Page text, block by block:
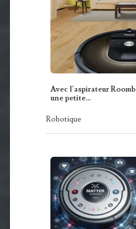
Avec l'aspirateur
une petite…
Robotique